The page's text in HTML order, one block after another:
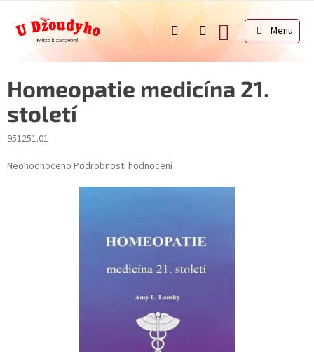
obsah
NÁKUPNÍ
KOŠÍK
Homeopatie medicína 21.
století
951251.01
Průměrné
Neohodnoceno Podrobnosti hodnocení